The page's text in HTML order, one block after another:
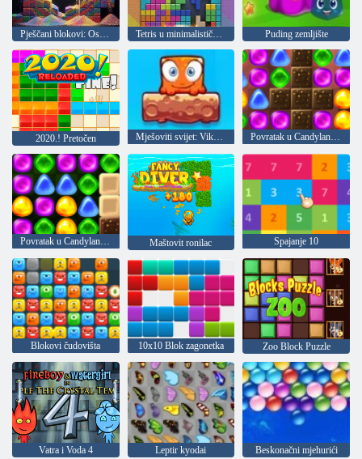
Pješčani blokovi: Oslobodite linije Tetris u minimalističkom stilu Puding zemljište
2020.! Pretočen Mješoviti svijet: Vikend Povratak u Candyland 2
Povratak u Candyland 4: Vrt Lollipop Maštovit ronilac Spajanje 10
Blokovi čudovišta 10x10 Blok zagonetka Zoo Block Puzzle
Vatra i Voda 4 Leptir kyodai Beskonačni mjehurići